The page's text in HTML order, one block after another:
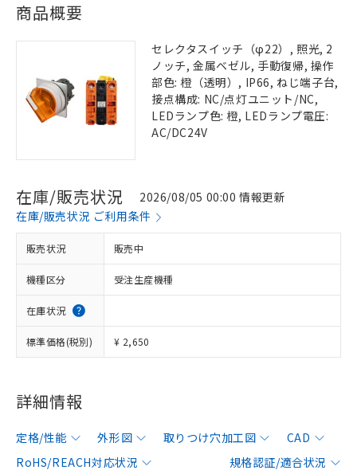
商品概要
セレクタスイッチ（φ22）, 照光, 2
ノッチ, 金属ベゼル, 手動復帰, 操作
部色: 橙（透明）, IP66, ねじ端子台,
接点構成: NC/点灯ユニット/NC,
LEDランプ色: 橙, LEDランプ電圧:
AC/DC24V
在庫/販売状況
2026/08/05 00:00 情報更新
在庫/販売状況 ご利用条件
販売状況 販売中
機種区分 受注生産機種
在庫状況
標準価格(税別) ¥ 2,650
詳細情報
定格/性能 外形図 取りつけ穴加工図
CAD
RoHS/REACH対応状況
規格認証/適合状況